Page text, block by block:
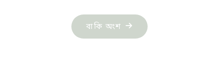
বাকি অংশ "ললিতা:
ভ্লাদিমির